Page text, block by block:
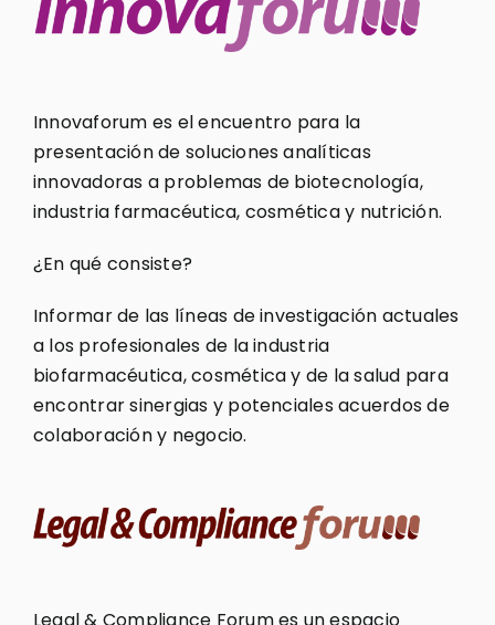
Innovaforum es el encuentro para la
presentación de soluciones analíticas
innovadoras a problemas de biotecnología,
industria farmacéutica, cosmética y nutrición.
¿En qué consiste?
Informar de las líneas de investigación actuales
a los profesionales de la industria
biofarmacéutica, cosmética y de la salud para
encontrar sinergias y potenciales acuerdos de
colaboración y negocio.